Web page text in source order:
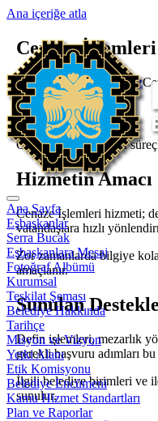
Ana içeriğe atla
Ana Sayfa
Eşbaşkanlar
Serra Bucak
Eşbaşkanlara Mesaj
Fotoğraf Albümü
Kurumsal
Teşkilat Şeması
Belediye Hakkında
Tarihçe
Misyon ve Vizyon
Yetki Alanı
Etik Komisyonu
Belediye Encümeni
Kamu Hizmet Standartları
Plan ve Raporlar
Cenaze İşlemleri
Ana SayfaHizmetlerimiz
Cenaze İşlemleri
Cenaze defin ve nakil
Hizmetin Amacı
Cenaze İşlemleri hizmeti;
vatandaşlara hızlı
Zor zamanlarda bilgiye
amaçlanır.
Sunulan
Defin işlemleri, mezarlık
gerekli başvuru adımları bu
İlgili belediye birimleri ve
sunulur.